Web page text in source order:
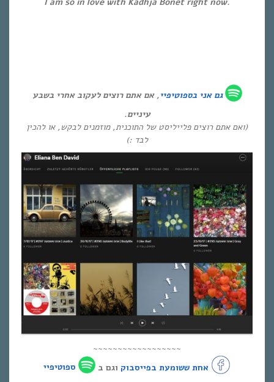
גם אני בספוטיפיי, אם אתם רוצים לעקוב אחרי בשבע
עיניים.
(ואם אתם רוצים פלייליסט של התוכנית, מוזמנים לבקש, או להכין
לבד :)
~~~~~~~~~~~~~~~~~~
אחת ששומעת בפייסבוק וגם ב ספוטיפיי